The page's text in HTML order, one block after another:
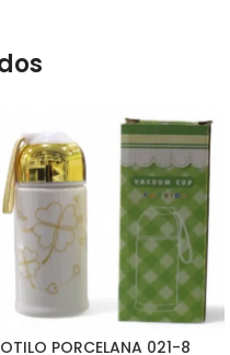
PORCELANA 021-8